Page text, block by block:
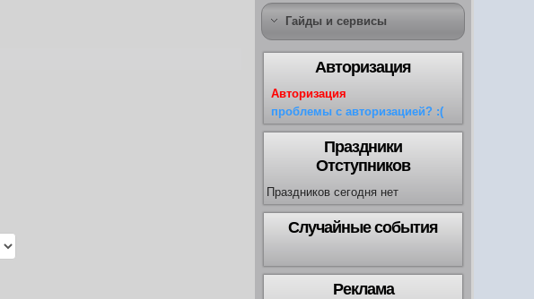
Гайды и сервисы
Авторизация
Авторизация
проблемы с авторизацией? :(
Праздники
Отступников
Праздников сегодня нет
Случайные события
Реклама